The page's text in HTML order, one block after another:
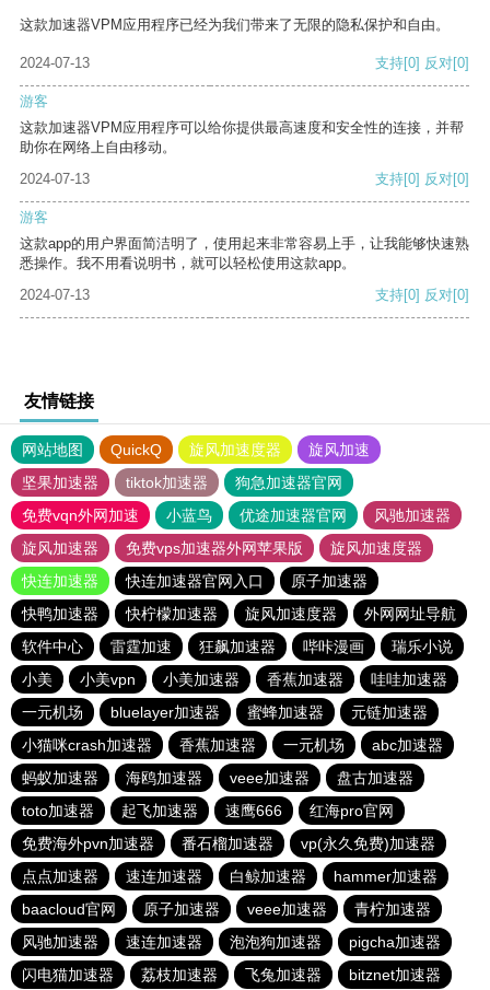
这款加速器VPM应用程序已经为我们带来了无限的隐私保护和自由。
2024-07-13 支持[0] 反对[0]
游客
这款加速器VPM应用程序可以给你提供最高速度和安全性的连接，并帮
助你在网络上自由移动。
2024-07-13
支持[0] 反对[0]
游客
这款app的用户界面简洁明了，使用起来非常容易上手，让我能够快速熟
悉操作。我不用看说明书，就可以轻松使用这款app。
2024-07-13
支持[0] 反对[0]
友情链接
网站地图 QuickQ 旋风加速度器
旋风加速
坚果加速器
tiktok加速器
狗急加速器官网
免费vqn外网加速
小蓝鸟 优途加速器官网
风驰加速器
旋风加速器
免费vps加速器外网苹果版
旋风加速度器
快连加速器
快连加速器官网入口
原子加速器
快鸭加速器
快柠檬加速器 旋风加速度器
外网网址导航
软件中心
雷霆加速 狂飙加速器 哔咔漫画
瑞乐小说
小美
小美vpn 小美加速器 香蕉加速器
哇哇加速器
一元机场
bluelayer加速器 蜜蜂加速器
元链加速器
小猫咪crash加速器
香蕉加速器 一元机场
abc加速器
蚂蚁加速器
海鸥加速器 veee加速器
盘古加速器
toto加速器
起飞加速器 速鹰666
红海pro官网
免费海外pvn加速器
番石榴加速器
vp(永久免费)加速器
点点加速器
速连加速器 白鲸加速器
hammer加速器
baacloud官网
原子加速器 veee加速器
青柠加速器
风驰加速器
速连加速器 泡泡狗加速器
pigcha加速器
闪电猫加速器
荔枝加速器 飞兔加速器 bitznet加速器